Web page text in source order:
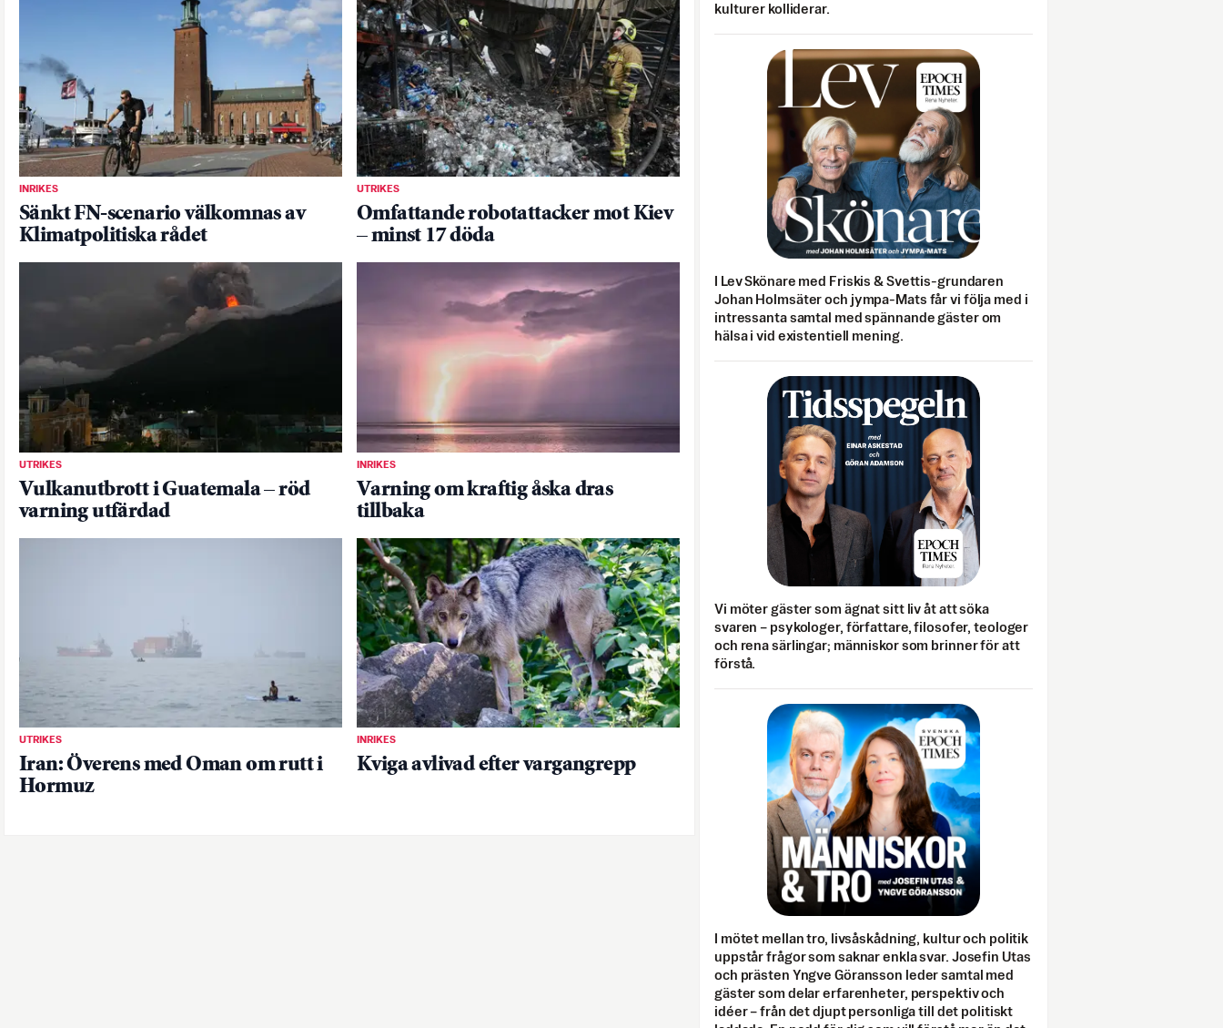
INRIKES
Sänkt FN-scenario välkomnas av
Klimatpolitiska rådet
UTRIKES
Omfattande robotattacker mot Kiev
– minst 17 döda
UTRIKES
Vulkanutbrott i Guatemala – röd
varning utfärdad
INRIKES
Varning om kraftig åska dras
tillbaka
UTRIKES
Iran: Överens med Oman om rutt i
Hormuz
INRIKES
Kviga avlivad efter vargangrepp
kulturer kolliderar.
I Lev Skönare med Friskis & Svettis-grundaren
Johan Holmsäter och jympa-Mats får vi följa med i
intressanta samtal med spännande gäster om
hälsa i vid existentiell mening.
Vi möter gäster som ägnat sitt liv åt att söka
svaren – psykologer, författare, filosofer, teologer
och rena särlingar; människor som brinner för att
förstå.
I mötet mellan tro, livsåskådning, kultur och politik
uppstår frågor som saknar enkla svar. Josefin Utas
och prästen Yngve Göransson leder samtal med
gäster som delar erfarenheter, perspektiv och
idéer – från det djupt personliga till det politiskt